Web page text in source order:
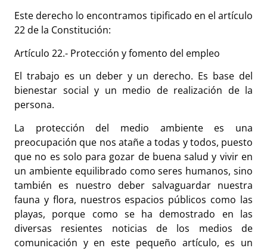
Este derecho lo encontramos tipificado en el artículo
22 de la Constitución:
Artículo 22.- Protección y fomento del empleo
El trabajo es un deber y un derecho. Es base del
bienestar social y un medio de realización de la
persona.
La protección del medio ambiente es una
preocupación que nos atañe a todas y todos, puesto
que no es solo para gozar de buena salud y vivir en
un ambiente equilibrado como seres humanos, sino
también es nuestro deber salvaguardar nuestra
fauna y flora, nuestros espacios públicos como las
playas, porque como se ha demostrado en las
diversas resientes noticias de los medios de
comunicación y en este pequeño artículo, es un